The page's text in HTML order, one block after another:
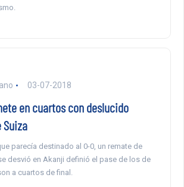
03-07-2018
en cuartos con deslucido
parecía destinado al 0-0, un remate de
desvió en Akanji definió el pase de los de
a cuartos de final.